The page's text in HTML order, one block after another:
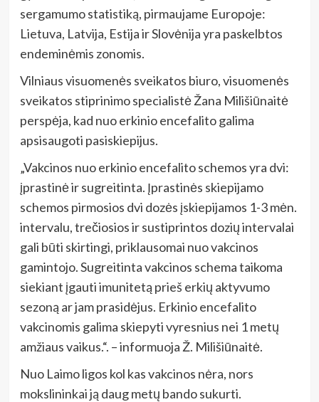
sergamumo statistiką, pirmaujame Europoje:
Lietuva, Latvija, Estija ir Slovėnija yra paskelbtos
endeminėmis zonomis.
Vilniaus visuomenės sveikatos biuro, visuomenės
sveikatos stiprinimo specialistė Žana Milišiūnaitė
perspėja, kad nuo erkinio encefalito galima
apsisaugoti pasiskiepijus.
„Vakcinos nuo erkinio encefalito schemos yra dvi:
įprastinė ir sugreitinta. Įprastinės skiepijamo
schemos pirmosios dvi dozės įskiepijamos 1-3 mėn.
intervalu, trečiosios ir sustiprintos dozių intervalai
gali būti skirtingi, priklausomai nuo vakcinos
gamintojo. Sugreitinta vakcinos schema taikoma
siekiant įgauti imunitetą prieš erkių aktyvumo
sezoną ar jam prasidėjus. Erkinio encefalito
vakcinomis galima skiepyti vyresnius nei 1 metų
amžiaus vaikus.“. – informuoja Ž. Milišiūnaitė.
Nuo Laimo ligos kol kas vakcinos nėra, nors
mokslininkai ją daug metų bando sukurti.